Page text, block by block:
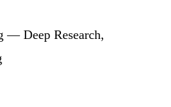
— Deep Research,